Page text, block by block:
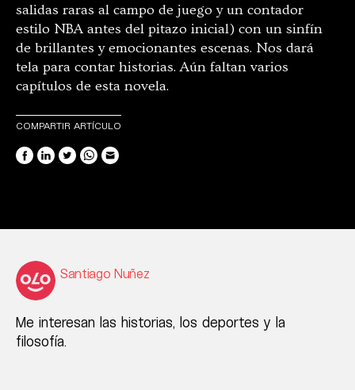
salidas raras al campo de juego y un contador
estilo NBA antes del pitazo inicial) con un sinfín
de brillantes y emocionantes escenas. Nos dará
tela para contar historias. Aún faltan varios
capítulos de esta novela.
COMPARTIR ARTÍCULO
Santiago Nuñez
Me interesan las historias, los deportes y la
filosofía.